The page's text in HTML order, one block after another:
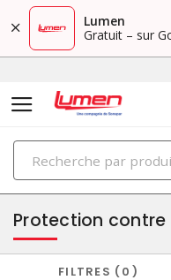
Lumen
Gratuit – sur
équipements de protection
Protection contre
FILTRES 0